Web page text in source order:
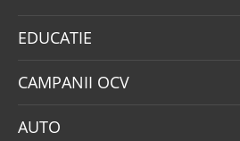
EDUCATIE
CAMPANII OCV
AUTO